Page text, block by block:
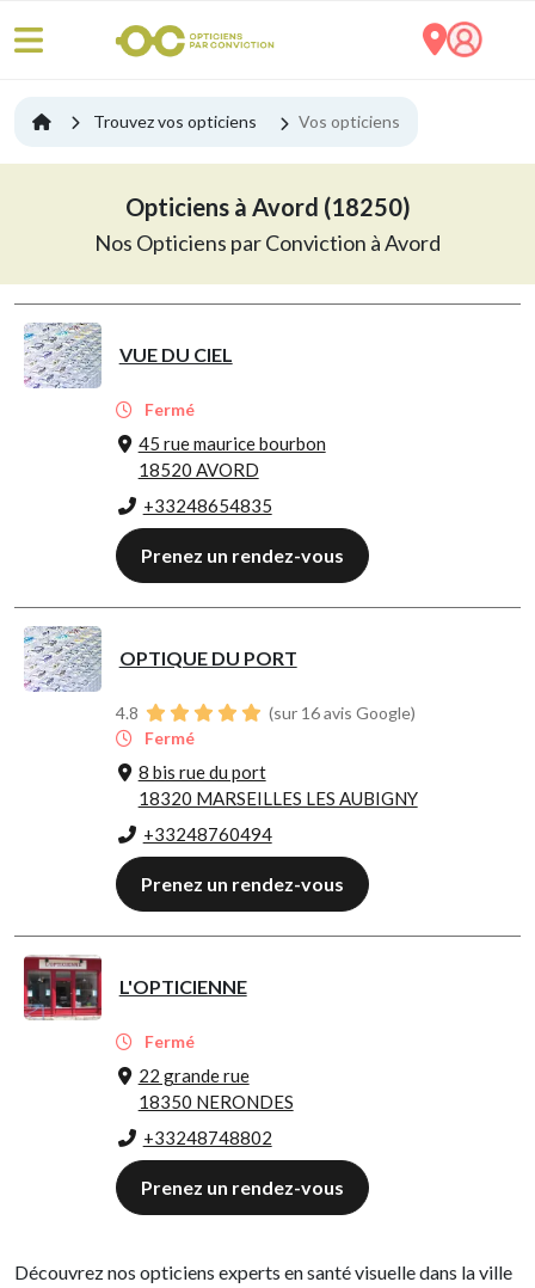
Trouvez vos opticiens Vos opticiens
Opticiens à Avord (18250)
Nos Opticiens par Conviction à Avord
VUE DU CIEL
Fermé
45 rue maurice bourbon
18520 AVORD
+33248654835
Prenez un rendez-vous
OPTIQUE DU PORT
4.8
(sur 16 avis Google)
Fermé
8 bis rue du port
18320 MARSEILLES LES AUBIGNY
+33248760494
Prenez un rendez-vous
L'OPTICIENNE
Fermé
22 grande rue
18350 NERONDES
+33248748802
Prenez un rendez-vous
Découvrez nos opticiens experts en santé visuelle dans la ville